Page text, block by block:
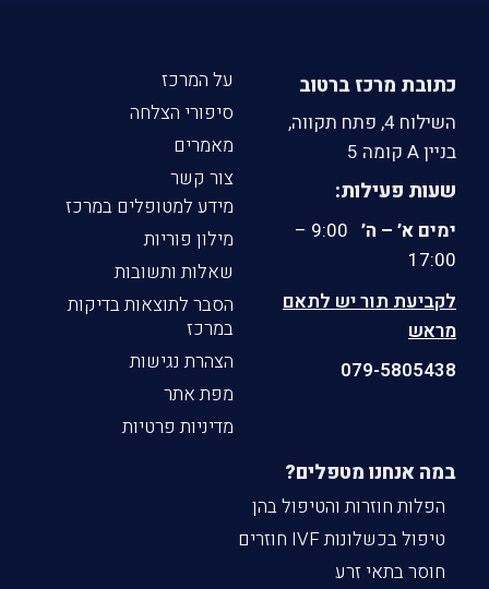
כתובת מרכז ברטוב
השילוח 4, פתח תקווה,
בניין A קומה 5
שעות פעילות:
ימים א’ – ה’
9:00 –
17:00
לקביעת תור יש לתאם
מראש
079-5805438
על המרכז
סיפורי הצלחה
מאמרים
צור קשר
מידע למטופלים במרכז
מילון פוריות
שאלות ותשובות
הסבר לתוצאות בדיקות
במרכז
הצהרת נגישות
מפת אתר
מדיניות פרטיות
במה אנחנו מטפלים?
הפלות חוזרות והטיפול בהן
טיפול בכשלונות IVF חוזרים
חוסר בתאי זרע